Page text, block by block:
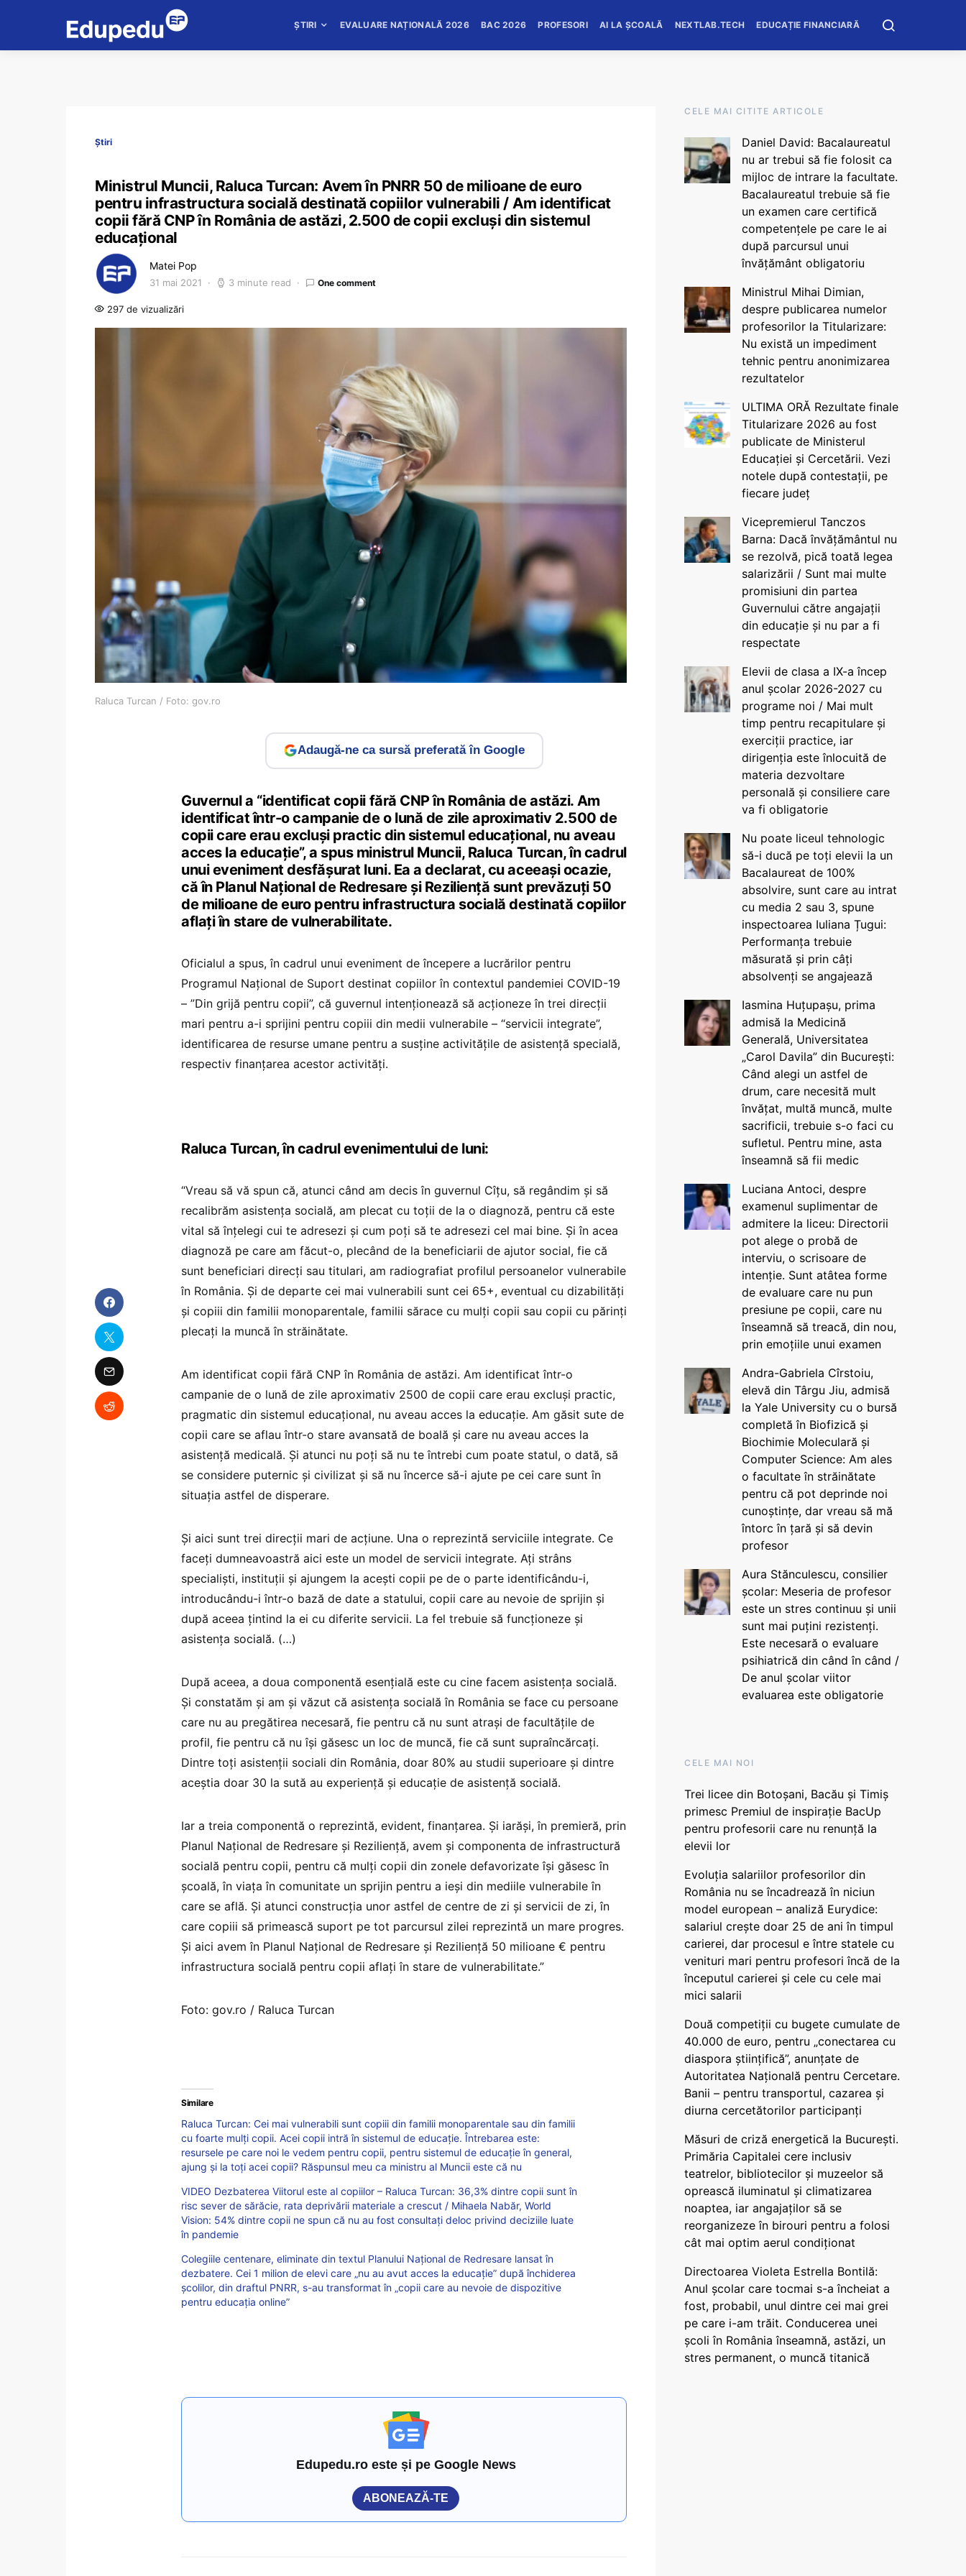
ȘTIRI EVALUARE NAȚIONALĂ 2026 BAC 2026 PROFESORI AI LA ȘCOALĂ NEXTLAB.TECH EDUCAȚIE FINANCIARĂ
Știri
Ministrul Muncii, Raluca Turcan: Avem în PNRR 50 de milioane de euro
pentru infrastructura socială destinată copiilor vulnerabili / Am identificat
copii fără CNP în România de astăzi, 2.500 de copii excluși din sistemul
educațional
Matei Pop
31 mai 2021 3 minute read One comment
297 de vizualizări
Raluca Turcan / Foto: gov.ro
Adaugă-ne ca sursă preferată în Google
Guvernul a “identificat copii fără CNP în România de astăzi. Am
identificat într-o campanie de o lună de zile aproximativ 2.500 de
copii care erau excluși practic din sistemul educațional, nu aveau
acces la educație”, a spus ministrul Muncii, Raluca Turcan, în cadrul
unui eveniment desfășurat luni. Ea a declarat, cu aceeași ocazie,
că în Planul Național de Redresare și Reziliență sunt prevăzuți 50
de milioane de euro pentru infrastructura socială destinată copiilor
aflați în stare de vulnerabilitate.
Oficialul a spus, în cadrul unui eveniment de începere a lucrărilor pentru
Programul Național de Suport destinat copiilor în contextul pandemiei COVID-19
– ”Din grijă pentru copii”, că guvernul intenționează să acționeze în trei direcții
mari pentru a-i sprijini pentru copiii din medii vulnerabile – “servicii integrate”,
identificarea de resurse umane pentru a susține activitățile de asistență specială,
respectiv finanțarea acestor activități.
Raluca Turcan, în cadrul evenimentului de luni:
“Vreau să vă spun că, atunci când am decis în guvernul Cîțu, să regândim și să
recalibrăm asistența socială, am plecat cu toții de la o diagnoză, pentru că este
vital să înțelegi cui te adresezi și cum poți să te adresezi cel mai bine. Și în acea
diagnoză pe care am făcut-o, plecând de la beneficiarii de ajutor social, fie că
sunt beneficiari direcți sau titulari, am radiografiat profilul persoanelor vulnerabile
în România. Și de departe cei mai vulnerabili sunt cei 65+, eventual cu dizabilități
și copiii din familii monoparentale, familii sărace cu mulți copii sau copii cu părinți
plecați la muncă în străinătate.
Am identificat copii fără CNP în România de astăzi. Am identificat într-o
campanie de o lună de zile aproximativ 2500 de copii care erau excluși practic,
pragmatic din sistemul educațional, nu aveau acces la educație. Am găsit sute de
copii care se aflau într-o stare avansată de boală și care nu aveau acces la
asistență medicală. Și atunci nu poți să nu te întrebi cum poate statul, o dată, să
se considere puternic și civilizat și să nu încerce să-i ajute pe cei care sunt în
situația astfel de disperare.
Și aici sunt trei direcții mari de acțiune. Una o reprezintă serviciile integrate. Ce
faceți dumneavoastră aici este un model de servicii integrate. Ați strâns
specialiști, instituții și ajungem la acești copii pe de o parte identificându-i,
introducându-i într-o bază de date a statului, copii care au nevoie de sprijin și
după aceea țintind la ei cu diferite servicii. La fel trebuie să funcționeze și
asistența socială. (…)
După aceea, a doua componentă esențială este cu cine facem asistența socială.
Și constatăm și am și văzut că asistența socială în România se face cu persoane
care nu au pregătirea necesară, fie pentru că nu sunt atrași de facultățile de
profil, fie pentru că nu își găsesc un loc de muncă, fie că sunt supraîncărcați.
Dintre toți asistenții sociali din România, doar 80% au studii superioare și dintre
aceștia doar 30 la sută au experiență și educație de asistență socială.
Iar a treia componentă o reprezintă, evident, finanțarea. Și iarăși, în premieră, prin
Planul Național de Redresare și Reziliență, avem și componenta de infrastructură
socială pentru copii, pentru că mulți copii din zonele defavorizate își găsesc în
școală, în viața în comunitate un sprijin pentru a ieși din mediile vulnerabile în
care se află. Și atunci construcția unor astfel de centre de zi și servicii de zi, în
care copiii să primească suport pe tot parcursul zilei reprezintă un mare progres.
Și aici avem în Planul Național de Redresare și Reziliență 50 milioane € pentru
infrastructura socială pentru copii aflați în stare de vulnerabilitate.”
Foto: gov.ro / Raluca Turcan
Similare
Raluca Turcan: Cei mai vulnerabili sunt copiii din familii monoparentale sau din familii
cu foarte mulți copii. Acei copii intră în sistemul de educație. Întrebarea este:
resursele pe care noi le vedem pentru copii, pentru sistemul de educație în general,
ajung și la toți acei copii? Răspunsul meu ca ministru al Muncii este că nu
VIDEO Dezbaterea Viitorul este al copiilor – Raluca Turcan: 36,3% dintre copii sunt în
risc sever de sărăcie, rata deprivării materiale a crescut / Mihaela Nabăr, World
Vision: 54% dintre copii ne spun că nu au fost consultați deloc privind deciziile luate
în pandemie
Colegiile centenare, eliminate din textul Planului Național de Redresare lansat în
dezbatere. Cei 1 milion de elevi care „nu au avut acces la educație” după închiderea
școlilor, din draftul PNRR, s-au transformat în „copii care au nevoie de dispozitive
pentru educația online”
Edupedu.ro este și pe Google News
ABONEAZĂ-TE
CELE MAI CITITE ARTICOLE
Daniel David: Bacalaureatul
nu ar trebui să fie folosit ca
mijloc de intrare la facultate.
Bacalaureatul trebuie să fie
un examen care certifică
competențele pe care le ai
după parcursul unui
învățământ obligatoriu
Ministrul Mihai Dimian,
despre publicarea numelor
profesorilor la Titularizare:
Nu există un impediment
tehnic pentru anonimizarea
rezultatelor
ULTIMA ORĂ Rezultate finale
Titularizare 2026 au fost
publicate de Ministerul
Educației și Cercetării. Vezi
notele după contestații, pe
fiecare județ
Vicepremierul Tanczos
Barna: Dacă învățământul nu
se rezolvă, pică toată legea
salarizării / Sunt mai multe
promisiuni din partea
Guvernului către angajații
din educație și nu par a fi
respectate
Elevii de clasa a IX-a încep
anul școlar 2026-2027 cu
programe noi / Mai mult
timp pentru recapitulare și
exerciții practice, iar
dirigenția este înlocuită de
materia dezvoltare
personală și consiliere care
va fi obligatorie
Nu poate liceul tehnologic
să-i ducă pe toți elevii la un
Bacalaureat de 100%
absolvire, sunt care au intrat
cu media 2 sau 3, spune
inspectoarea Iuliana Țugui:
Performanța trebuie
măsurată și prin câți
absolvenți se angajează
Iasmina Huțupașu, prima
admisă la Medicină
Generală, Universitatea
„Carol Davila” din București:
Când alegi un astfel de
drum, care necesită mult
învățat, multă muncă, multe
sacrificii, trebuie s-o faci cu
sufletul. Pentru mine, asta
înseamnă să fii medic
Luciana Antoci, despre
examenul suplimentar de
admitere la liceu: Directorii
pot alege o probă de
interviu, o scrisoare de
intenție. Sunt atâtea forme
de evaluare care nu pun
presiune pe copii, care nu
înseamnă să treacă, din nou,
prin emoțiile unui examen
Andra-Gabriela Cîrstoiu,
elevă din Târgu Jiu, admisă
la Yale University cu o bursă
completă în Biofizică și
Biochimie Moleculară și
Computer Science: Am ales
o facultate în străinătate
pentru că pot deprinde noi
cunoștințe, dar vreau să mă
întorc în țară și să devin
profesor
Aura Stănculescu, consilier
școlar: Meseria de profesor
este un stres continuu și unii
sunt mai puțini rezistenți.
Este necesară o evaluare
psihiatrică din când în când /
De anul școlar viitor
evaluarea este obligatorie
CELE MAI NOI
Trei licee din Botoșani, Bacău și Timiș
primesc Premiul de inspirație BacUp
pentru profesorii care nu renunță la
elevii lor
Evoluția salariilor profesorilor din
România nu se încadrează în niciun
model european – analiză Eurydice:
salariul crește doar 25 de ani în timpul
carierei, dar procesul e între statele cu
venituri mari pentru profesori încă de la
începutul carierei și cele cu cele mai
mici salarii
Două competiții cu bugete cumulate de
40.000 de euro, pentru „conectarea cu
diaspora științifică”, anunțate de
Autoritatea Națională pentru Cercetare.
Banii – pentru transportul, cazarea și
diurna cercetătorilor participanți
Măsuri de criză energetică la București.
Primăria Capitalei cere inclusiv
teatrelor, bibliotecilor și muzeelor să
oprească iluminatul și climatizarea
noaptea, iar angajaților să se
reorganizeze în birouri pentru a folosi
cât mai optim aerul condiționat
Directoarea Violeta Estrella Bontilă:
Anul școlar care tocmai s-a încheiat a
fost, probabil, unul dintre cei mai grei
pe care i-am trăit. Conducerea unei
școli în România înseamnă, astăzi, un
stres permanent, o muncă titanică